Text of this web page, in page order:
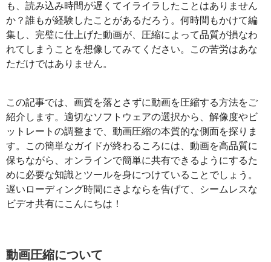
も、読み込み時間が遅くてイライラしたことはありません
か？誰もが経験したことがあるだろう。何時間もかけて編
集し、完璧に仕上げた動画が、圧縮によって品質が損なわ
れてしまうことを想像してみてください。この苦労はあな
ただけではありません。
この記事では、画質を落とさずに動画を圧縮する方法をご
紹介します。適切なソフトウェアの選択から、解像度やビ
ットレートの調整まで、動画圧縮の本質的な側面を探りま
す。この簡単なガイドが終わるころには、動画を高品質に
保ちながら、オンラインで簡単に共有できるようにするた
めに必要な知識とツールを身につけていることでしょう。
遅いローディング時間にさよならを告げて、シームレスな
ビデオ共有にこんにちは！
動画圧縮について